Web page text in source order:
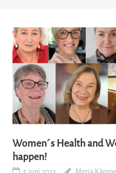
Women´s Health and
happen!